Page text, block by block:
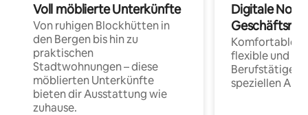
Voll möblierte Unterkünfte
Von ruhigen Blockhütten in
den Bergen bis hin zu
praktischen
Stadtwohnungen – diese
möblierten Unterkünfte
bieten dir Ausstattung wie
zuhause.
Digitale
Komfortable
flexible und
Berufstätige
speziellen